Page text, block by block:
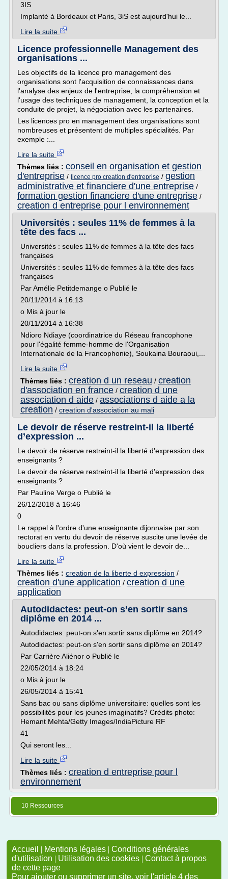
3IS
Implanté à Bordeaux et Paris, 3iS est aujourd'hui le...
Lire la suite
Licence professionnelle Management des
organisations ...
Les objectifs de la licence pro management des
organisations sont l'acquisition de connaissances dans
l'analyse des enjeux de l'entreprise, la compréhension et
l'usage des techniques de management, la conception et la
conduite de projet, la négociation avec les partenaires.
Les licences pro en management des organisations sont
nombreuses et présentent de multiples spécialités. Par
exemple :...
Lire la suite
Thèmes liés : conseil en organisation et gestion
d'entreprise / licence pro creation d'entreprise / gestion
administrative et financiere d'une entreprise /
formation gestion financiere d'une entreprise /
creation d entreprise pour l environnement
Universités : seules 11% de femmes à la
tête des facs ...
Universités : seules 11% de femmes à la tête des facs
françaises
Universités : seules 11% de femmes à la tête des facs
françaises
Par Amélie Petitdemange o Publié le
20/11/2014 à 16:13
o Mis à jour le
20/11/2014 à 16:38
Ndioro Ndiaye (coordinatrice du Réseau francophone
pour l'égalité femme-homme de l'Organisation
Internationale de la Francophonie), Soukaina Bouraoui,...
Lire la suite
Thèmes liés : creation d un reseau / creation
d'association en france / creation d une
association d aide / associations d aide a la
creation / creation d'association au mali
Le devoir de réserve restreint-il la liberté
d’expression ...
Le devoir de réserve restreint-il la liberté d'expression des
enseignants ?
Le devoir de réserve restreint-il la liberté d'expression des
enseignants ?
Par Pauline Verge o Publié le
26/12/2018 à 16:46
0
Le rappel à l'ordre d'une enseignante dijonnaise par son
rectorat en vertu du devoir de réserve suscite une levée de
boucliers dans la profession. D'où vient le devoir de...
Lire la suite
Thèmes liés : creation de la liberte d expression /
creation d'une application / creation d une
application
Autodidactes: peut-on s’en sortir sans
diplôme en 2014 ...
Autodidactes: peut-on s'en sortir sans diplôme en 2014?
Autodidactes: peut-on s'en sortir sans diplôme en 2014?
Par Carrière Aliénor o Publié le
22/05/2014 à 18:24
o Mis à jour le
26/05/2014 à 15:41
Sans bac ou sans diplôme universitaire: quelles sont les
possibilités pour les jeunes imaginatifs? Crédits photo:
Hemant Mehta/Getty Images/IndiaPicture RF
41
Qui seront les...
Lire la suite
Thèmes liés : creation d entreprise pour l
environnement
10 Ressources
Accueil | Mentions légales | Conditions générales
d'utilisation | Utilisation des cookies | Contact à propos
de cette page
Pour ajouter ou supprimer un site, voir l'article 4 des